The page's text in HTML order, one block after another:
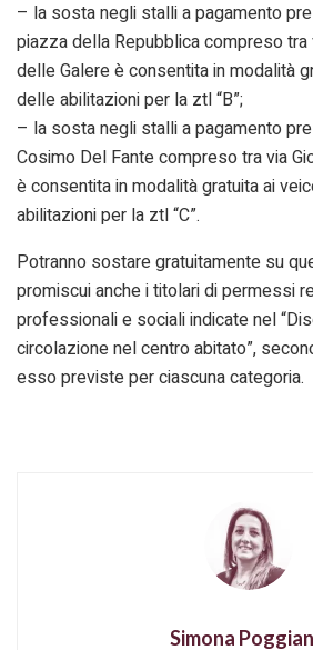
– la sosta negli stalli a pagamento
piazza della Repubblica compreso
delle Galere è consentita in modalità
delle abilitazioni per la ztl “B”;
– la sosta negli stalli a pagamento
Cosimo Del Fante compreso tra via
è consentita in modalità gratuita ai
abilitazioni per la ztl “C”.
Potranno sostare gratuitamente su
promiscui anche i titolari di permessi
professionali e sociali indicate nel
circolazione nel centro abitato”,
esso previste per ciascuna categoria.
Simona